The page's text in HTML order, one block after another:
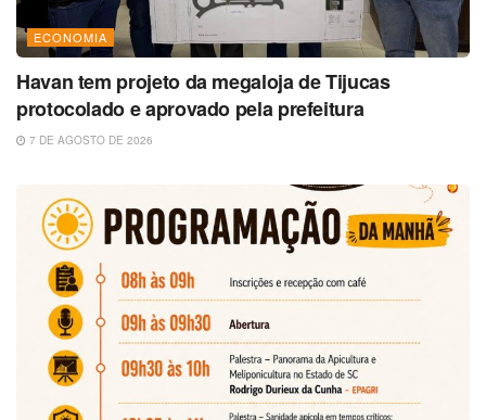
ECONOMIA
Havan tem projeto da megaloja de Tijucas
protocolado e aprovado pela prefeitura
7 DE AGOSTO DE 2026